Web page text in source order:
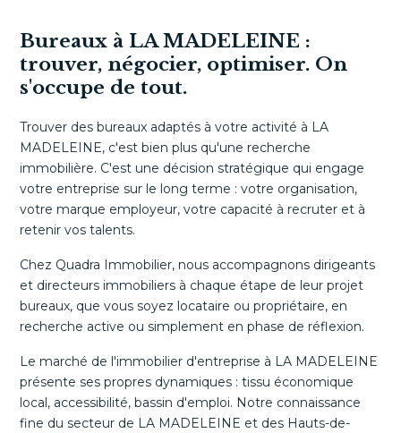
Bureaux à LA MADELEINE :
trouver, négocier, optimiser. On
s'occupe de tout.
Trouver des bureaux adaptés à votre activité à LA
MADELEINE, c'est bien plus qu'une recherche
immobilière. C'est une décision stratégique qui engage
votre entreprise sur le long terme : votre organisation,
votre marque employeur, votre capacité à recruter et à
retenir vos talents.
Chez Quadra Immobilier, nous accompagnons dirigeants
et directeurs immobiliers à chaque étape de leur projet
bureaux, que vous soyez locataire ou propriétaire, en
recherche active ou simplement en phase de réflexion.
Le marché de l'immobilier d'entreprise à LA MADELEINE
présente ses propres dynamiques : tissu économique
local, accessibilité, bassin d'emploi. Notre connaissance
fine du secteur de LA MADELEINE et des Hauts-de-